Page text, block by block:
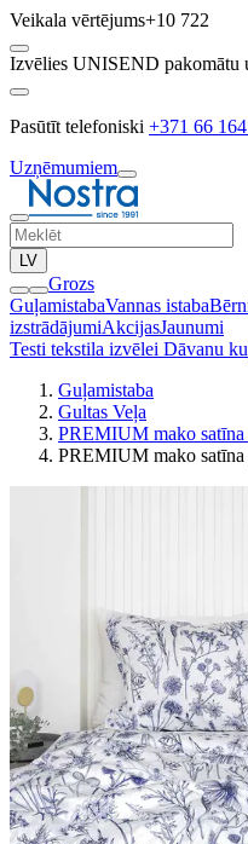
Veikala vērtējums+10 722
Izvēlies UNISEND pakomātu
Pasūtīt telefoniski +371 66 164
Uzņēmumiem
LV
Grozs
GuļamistabaVannas istaba
izstrādājumiAkcijasJaunumi
Testi tekstila izvēlei Dāvanu
Guļamistaba
Gultas Veļa
PREMIUM mako satīna
PREMIUM mako